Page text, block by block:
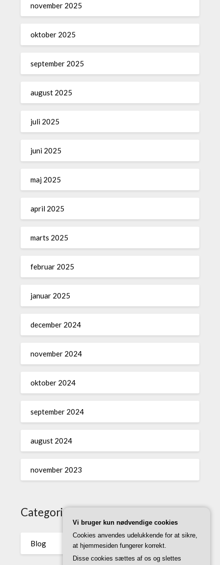
november 2025
oktober 2025
september 2025
august 2025
juli 2025
juni 2025
maj 2025
april 2025
marts 2025
februar 2025
januar 2025
december 2024
november 2024
oktober 2024
september 2024
august 2024
november 2023
Categories
Blog
Vi bruger kun nødvendige cookies
Cookies anvendes udelukkende for at sikre,
at hjemmesiden fungerer korrekt.
Disse cookies sættes af os og slettes